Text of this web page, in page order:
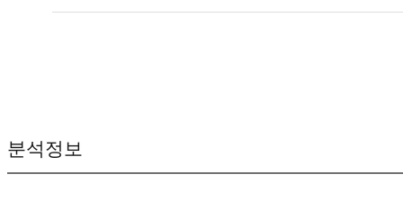
분석정보